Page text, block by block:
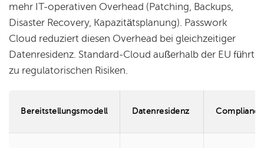
mehr IT-operativen Overhead (Patching, Backups,
Disaster Recovery, Kapazitätsplanung). Passwork
Cloud reduziert diesen Overhead bei gleichzeitiger
Datenresidenz. Standard-Cloud außerhalb der EU führt
zu regulatorischen Risiken.
Bereitstellungsmodell Datenresidenz